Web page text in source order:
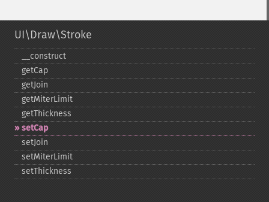
UI\Draw\Stroke
_​_​construct
getCap
getJoin
getMiterLimit
getThickness
setCap
setJoin
setMiterLimit
setThickness